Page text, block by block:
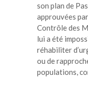
son plan de
approuvées
Contrôle des
lui a été
réhabiliter
ou de
populations,